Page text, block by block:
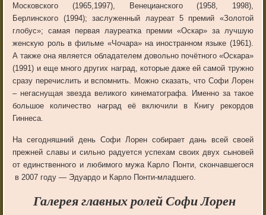
Московского (1965,1997), Венецианского (1958, 1998),
Берлинского (1994); заслуженный лауреат 5 премий «Золотой
глобус»; самая первая лауреатка премии «Оскар» за лучшую
женскую роль в фильме «Чочара» на иностранном языке (1961).
А также она является обладателем довольно почётного «Оскара»
(1991) и еще много других наград, которые даже ей самой тружно
сразу перечислить и вспомнить. Можно сказать, что Софи Лорен
– негаснущая звезда великого кинематографа. Именно за такое
большое количество наград её включили в Книгу рекордов
Гиннеса.
На сегодняшний день Софи Лорен собирает дань всей своей
прежней славы и сильно радуется успехам своих двух сыновей
от единственного и любимого мужа Карло Понти, скончавшегося
в 2007 году — Эдуардо и Карло Понти-младшего.
Галерея главных ролей Софи Лорен